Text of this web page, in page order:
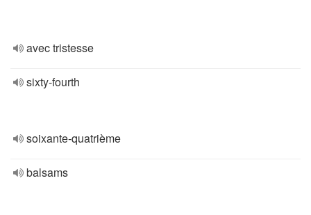
avec tristesse
sixty-fourth
soixante-quatrième
balsams